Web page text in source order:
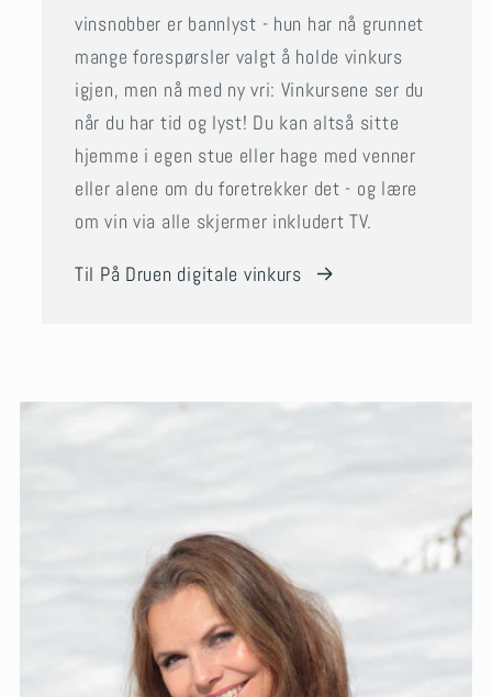
vinsnobber er bannlyst - hun har nå grunnet
mange forespørsler valgt å holde vinkurs
igjen, men nå med ny vri: Vinkursene ser du
når du har tid og lyst! Du kan altså sitte
hjemme i egen stue eller hage med venner
eller alene om du foretrekker det - og lære
om vin via alle skjermer inkludert TV.
Til På Druen digitale vinkurs